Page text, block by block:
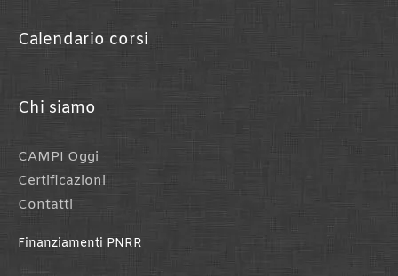
Calendario corsi
Chi siamo
CAMPI Oggi
Certificazioni
Contatti
Finanziamenti PNRR